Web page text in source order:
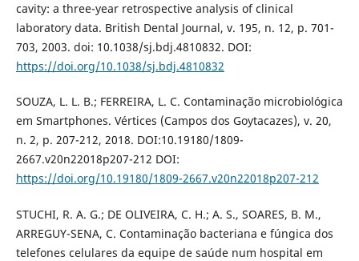
cavity: a three-year retrospective analysis of clinical
laboratory data. British Dental Journal, v. 195, n. 12, p. 701-
703, 2003. doi: 10.1038/sj.bdj.4810832. DOI:
https://doi.org/10.1038/sj.bdj.4810832
SOUZA, L. L. B.; FERREIRA, L. C. Contaminação microbiológica
em Smartphones. Vértices (Campos dos Goytacazes), v. 20,
n. 2, p. 207-212, 2018. DOI:10.19180/1809-
2667.v20n22018p207-212 DOI:
https://doi.org/10.19180/1809-2667.v20n22018p207-212
STUCHI, R. A. G.; DE OLIVEIRA, C. H.; A. S., SOARES, B. M.,
ARREGUY-SENA, C. Contaminação bacteriana e fúngica dos
telefones celulares da equipe de saúde num hospital em